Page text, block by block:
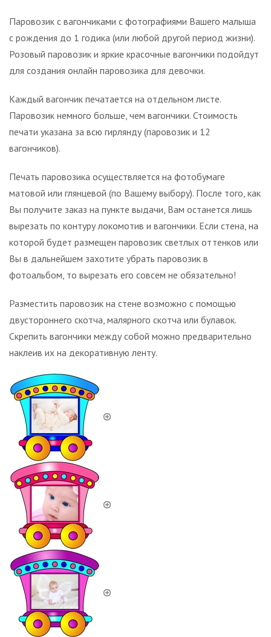
Паровозик с вагончиками с фотографиями Вашего малыша
с рождения до 1 годика (или любой другой период жизни).
Розовый паровозик и яркие красочные вагончики подойдут
для создания онлайн паровозика для девочки.
Каждый вагончик печатается на отдельном листе.
Паровозик немного больше, чем вагончики. Стоимость
печати указана за всю гирлянду (паровозик и 12
вагончиков).
Печать паровозика осуществляется на фотобумаге
матовой или глянцевой (по Вашему выбору). После того, как
Вы получите заказ на пункте выдачи, Вам останется лишь
вырезать по контуру локомотив и вагончики. Если стена, на
которой будет размещен паровозик светлых оттенков или
Вы в дальнейшем захотите убрать паровозик в
фотоальбом, то вырезать его совсем не обязательно!
Разместить паровозик на стене возможно с помощью
двустороннего скотча, малярного скотча или булавок.
Скрепить вагончики между собой можно предварительно
наклеив их на декоративную ленту.